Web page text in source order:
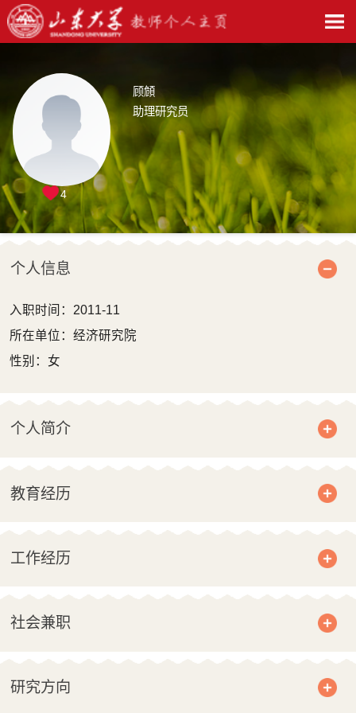
顾頠
助理研究员
4
个人信息
入职时间：2011-11
所在单位：经济研究院
性别：女
个人简介
教育经历
工作经历
社会兼职
研究方向